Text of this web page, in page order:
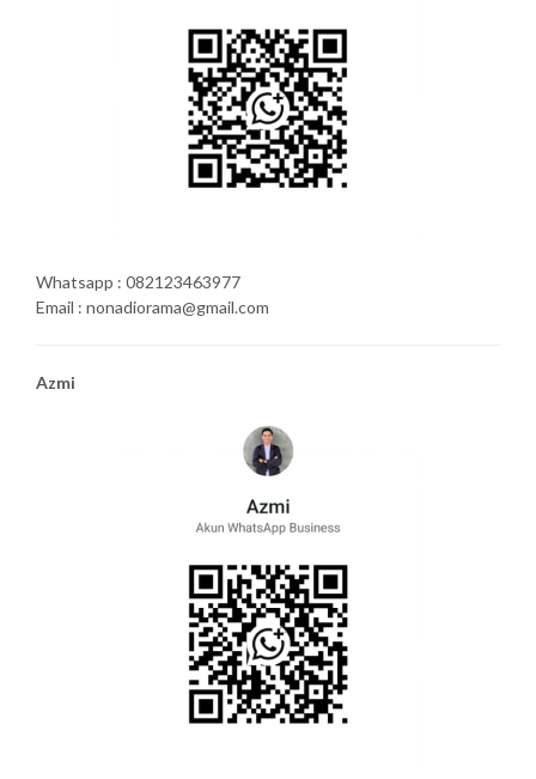
Whatsapp : 082123463977
Email : nonadiorama@gmail.com
Azmi